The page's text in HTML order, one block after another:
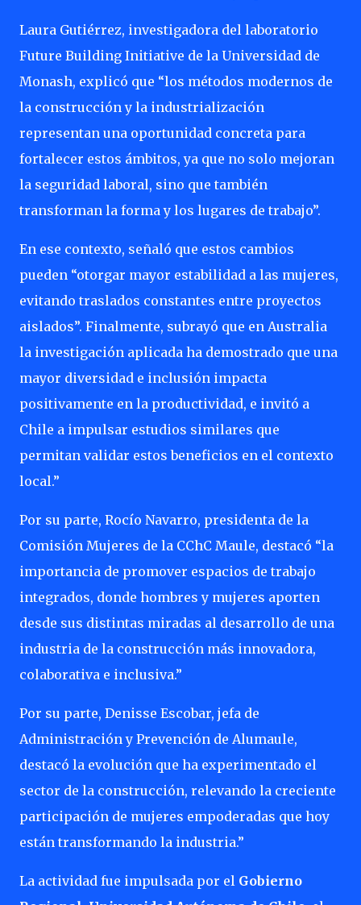
Laura Gutiérrez, investigadora del laboratorio
Future Building Initiative de la Universidad de
Monash, explicó que “los métodos modernos de
la construcción y la industrialización
representan una oportunidad concreta para
fortalecer estos ámbitos, ya que no solo mejoran
la seguridad laboral, sino que también
transforman la forma y los lugares de trabajo”.
En ese contexto, señaló que estos cambios
pueden “otorgar mayor estabilidad a las mujeres,
evitando traslados constantes entre proyectos
aislados”. Finalmente, subrayó que en Australia
la investigación aplicada ha demostrado que una
mayor diversidad e inclusión impacta
positivamente en la productividad, e invitó a
Chile a impulsar estudios similares que
permitan validar estos beneficios en el contexto
local.”
Por su parte, Rocío Navarro, presidenta de la
Comisión Mujeres de la CChC Maule, destacó “la
importancia de promover espacios de trabajo
integrados, donde hombres y mujeres aporten
desde sus distintas miradas al desarrollo de una
industria de la construcción más innovadora,
colaborativa e inclusiva.”
Por su parte, Denisse Escobar, jefa de
Administración y Prevención de Alumaule,
destacó la evolución que ha experimentado el
sector de la construcción, relevando la creciente
participación de mujeres empoderadas que hoy
están transformando la industria.”
La actividad fue impulsada por el Gobierno